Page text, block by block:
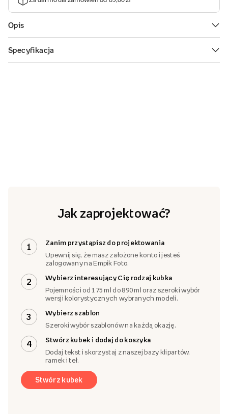
Jak zaprojektować?
1
Zanim przystąpisz do projektowania
Upewnij się, że masz założone konto i jesteś
zalogowany na Empik Foto.
2
Wybierz interesujący Cię rodzaj kubka
Pojemności od 175 ml do 890 ml oraz szeroki wybór
wersji kolorystycznych wybranych modeli.
3
Wybierz szablon
Szeroki wybór szablonów na każdą okazję.
4
Stwórz kubek i dodaj do koszyka
Dodaj tekst i skorzystaj z naszej bazy klipartów,
ramek i teł.
Stwórz kubek